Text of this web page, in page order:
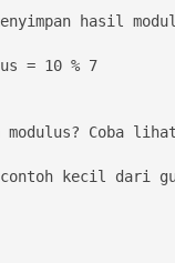
hasil
= 10 % 7
modulus? Coba
kecil dari